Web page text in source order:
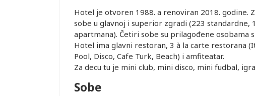
Hotel je otvoren 1988. a renoviran 2018. godine.
sobe u glavnoj i superior zgradi (223
apartmana). Četiri sobe su prilagođene osobama
Hotel ima glavni restoran, 3 à la carte restorana
Pool, Disco, Cafe Turk, Beach) i amfiteatar.
Za decu tu je mini club, mini disco, mini fudbal,
Sobe